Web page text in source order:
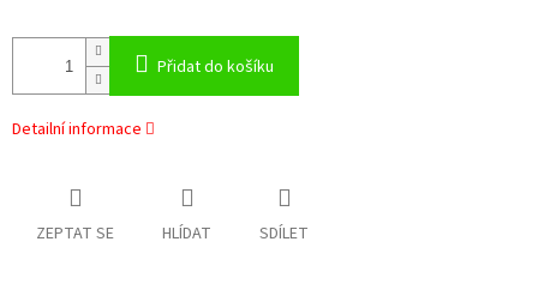
Přidat do košíku
Detailní informace
ZEPTAT SE HLÍDAT SDÍLET